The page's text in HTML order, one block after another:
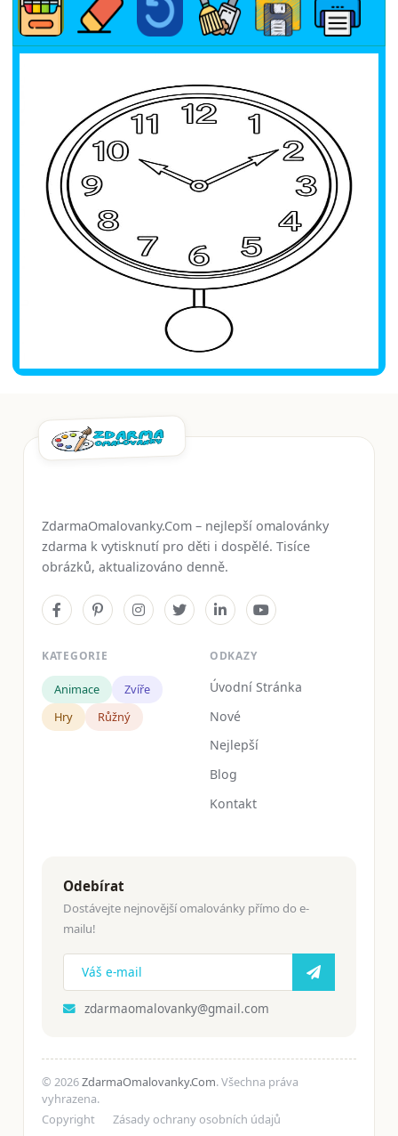
ZdarmaOmalovanky.Com – nejlepší omalovánky
zdarma k vytisknutí pro děti i dospělé. Tisíce
obrázků, aktualizováno denně.
KATEGORIE
Animace
Zvíře
Hry
Růžný
ODKAZY
Úvodní Stránka
Nové
Nejlepší
Blog
Kontakt
Odebírat
Dostávejte nejnovější omalovánky přímo do e-
mailu!
zdarmaomalovanky@gmail.com
© 2026ZdarmaOmalovanky.Com. Všechna práva
vyhrazena.
Copyright
Zásady ochrany osobních údajů